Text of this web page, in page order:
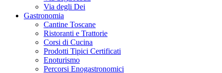
Via degli Dei
Gastronomia
Cantine Toscane
Ristoranti e Trattorie
Corsi di Cucina
Prodotti Tipici Certificati
Enoturismo
Percorsi Enogastronomici